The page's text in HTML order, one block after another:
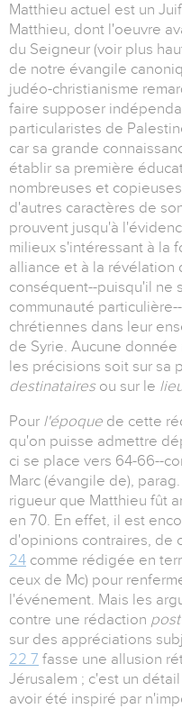
Matthieu actuel est un
Matthieu, dont l'oeuvre
du Seigneur (voir plus
de notre évangile
judéo-christianisme
faire supposer
particularistes de
car sa grande
établir sa première
nombreuses et
d'autres caractères de
prouvent jusqu'à
milieux s'intéressant à la
alliance et à la révélation
conséquent--puisqu'il ne
communauté
chrétiennes dans leur
de Syrie. Aucune
les précisions soit sur sa
destinataires ou sur le
Pour l'époque de cette
qu'on puisse admettre
ci se place vers 64-66--
Marc (évangile de),
rigueur que Matthieu fût
en 70. En effet, il est
d'opinions contraires, de
24 comme rédigée en
ceux de Mc) pour
l'événement. Mais les
contre une rédaction
sur des appréciations
22 7 fasse une allusion
Jérusalem ; c'est un
avoir été inspiré par